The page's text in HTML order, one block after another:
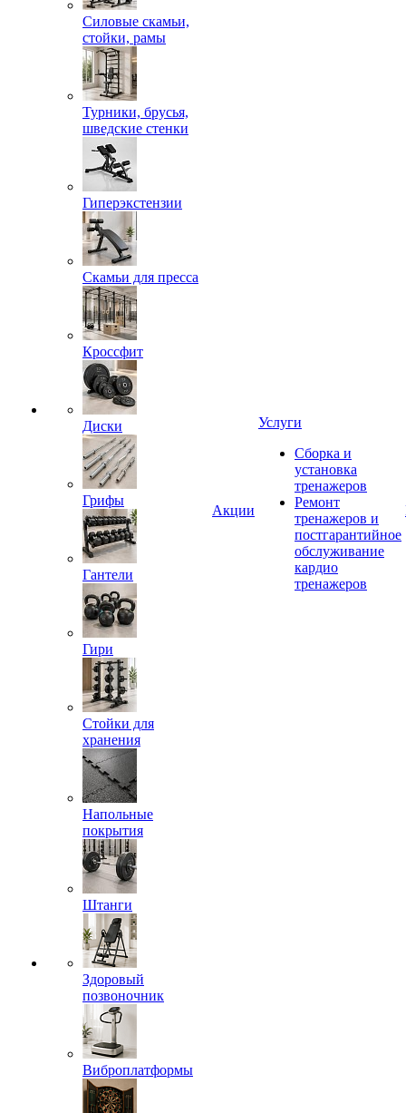
Силовые скамьи,
стойки, рамы
Турники, брусья,
шведские стенки
Гиперэкстензии
Скамьи для пресса
Кроссфит
Диски
Грифы
Гантели
Гири
Стойки для
хранения
Напольные
покрытия
Штанги
Здоровый
позвоночник
Виброплатформы
Акции
Услуги
Сборка и
установка
тренажеров
Ремонт
тренажеров и
постгарантийное
обслуживание
кардио
тренажеров